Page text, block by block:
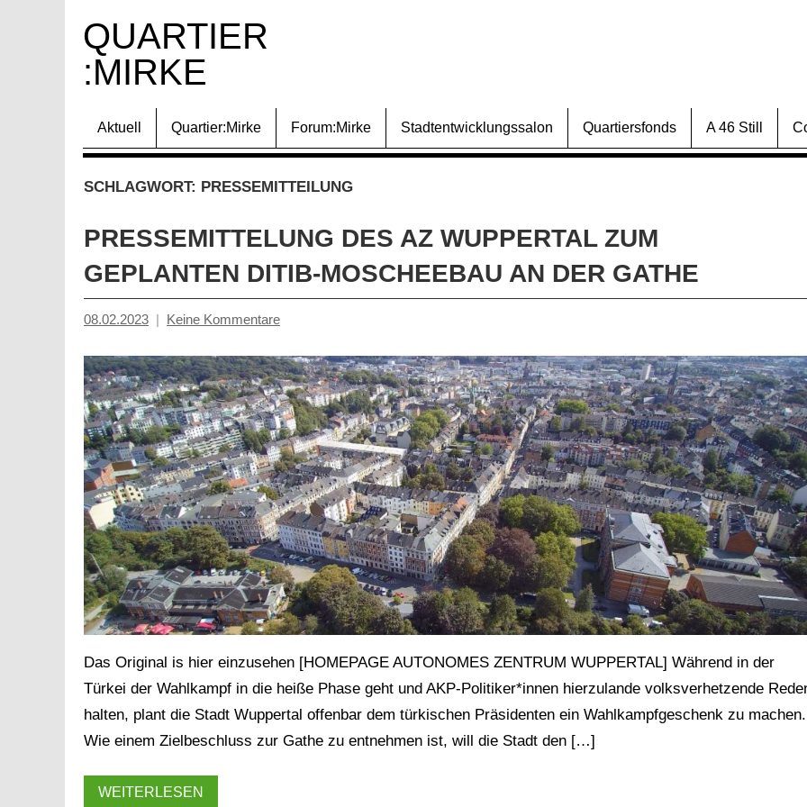
Inhalt
springen
QUARTIER
:MIRKE
Aktuell Quartier:Mirke Forum:Mirke Stadtentwicklungssalon Quartiersfonds A 46 Still
SCHLAGWORT: PRESSEMITTEILUNG
PRESSEMITTELUNG DES AZ WUPPERTAL ZUM
GEPLANTEN DITIB-MOSCHEEBAU AN DER GATHE
08.02.2023
Mosche
Keine Kommentare
Das Original is hier einzusehen [HOMEPAGE AUTONOMES ZENTRUM WUPPERTAL] Während in der
Türkei der Wahlkampf in die heiße Phase geht und AKP-Politiker*innen hierzulande volksverhetzende
halten, plant die Stadt Wuppertal offenbar dem türkischen Präsidenten ein Wahlkampfgeschenk zu machen.
Wie einem Zielbeschluss zur Gathe zu entnehmen ist, will die Stadt den […]
WEITERLESEN